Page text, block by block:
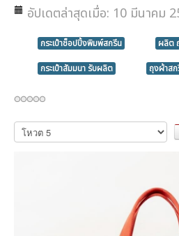
อัปเดตล่าสุดเมื่อ: 10 มีนาคม
กระเป๋าช็อปปิ้งพิมพ์สกรีน
ผลิต
กระเป๋าสัมมนา รับผลิต
ถุงผ้าสก
กรุณา
ให้